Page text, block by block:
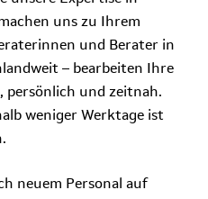
uns zu Ihrem
und Berater in
– bearbeiten Ihre
persönlich und zeitnah.
weniger Werktage ist
neuem Personal auf